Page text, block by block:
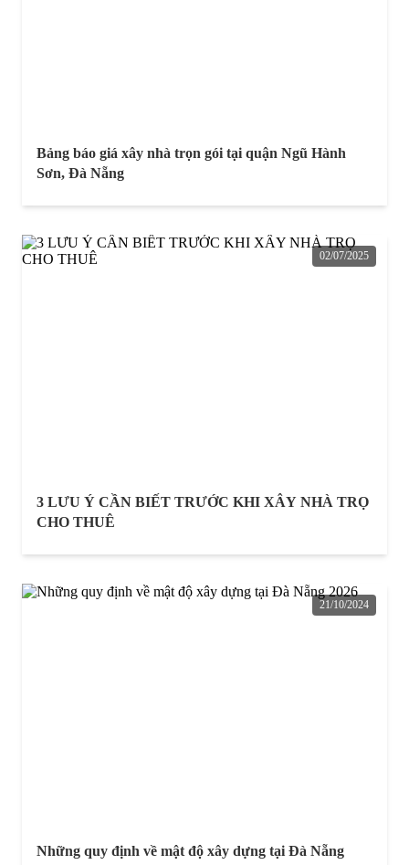
Bảng báo giá xây nhà trọn gói tại quận Ngũ Hành
Sơn, Đà Nẵng
02/07/2025
3 LƯU Ý CẦN BIẾT TRƯỚC KHI XÂY NHÀ TRỌ
CHO THUÊ
21/10/2024
Những quy định về mật độ xây dựng tại Đà Nẵng